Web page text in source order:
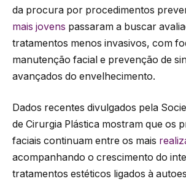
da procura por procedimentos
mais jovens passaram a buscar
tratamentos menos invasivos, com
manutenção facial e prevenção de
avançados do envelhecimento.
Dados recentes divulgados pela
de Cirurgia Plástica mostram que os
faciais continuam entre os mais
acompanhando o crescimento do
tratamentos estéticos ligados à